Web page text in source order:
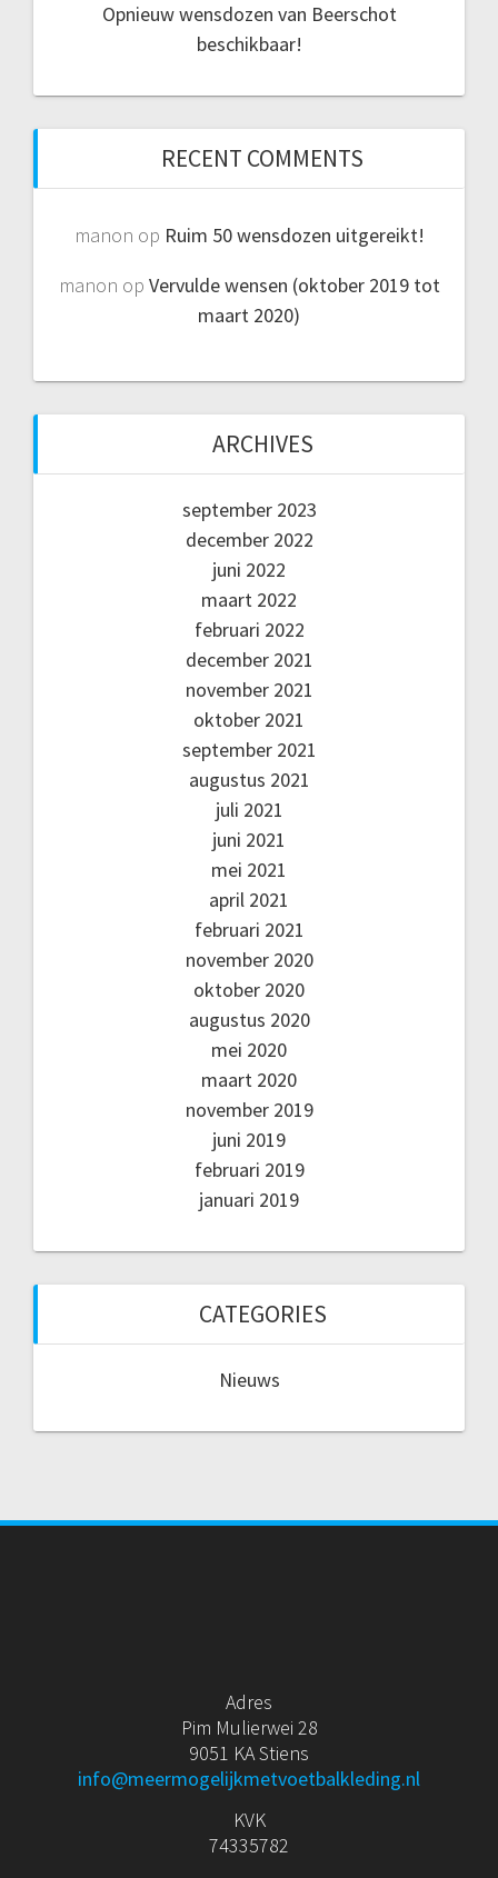
Opnieuw wensdozen van Beerschot
beschikbaar!
RECENT COMMENTS
manon op Ruim 50 wensdozen uitgereikt!
manon op Vervulde wensen (oktober 2019 tot
maart 2020)
ARCHIVES
september 2023
december 2022
juni 2022
maart 2022
februari 2022
december 2021
november 2021
oktober 2021
september 2021
augustus 2021
juli 2021
juni 2021
mei 2021
april 2021
februari 2021
november 2020
oktober 2020
augustus 2020
mei 2020
maart 2020
november 2019
juni 2019
februari 2019
januari 2019
CATEGORIES
Nieuws
Adres
Pim Mulierwei 28
9051 KA Stiens
info@meermogelijkmetvoetbalkleding.nl
KVK
74335782